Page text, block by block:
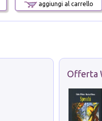
aggiungi al carrello
Offerta